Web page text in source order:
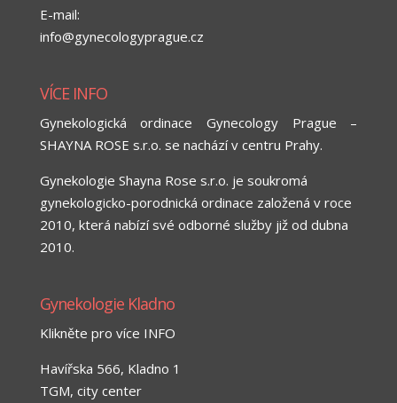
E-mail:
info@gynecologyprague.cz
VÍCE INFO
Gynekologická ordinace Gynecology Prague –
SHAYNA ROSE s.r.o. se nachází v centru Prahy.
Gynekologie Shayna Rose s.r.o. je soukromá
gynekologicko-porodnická ordinace založená v roce
2010, která nabízí své odborné služby již od dubna
2010.
Gynekologie Kladno
Klikněte pro více INFO
Havířska 566, Kladno 1
TGM, city center